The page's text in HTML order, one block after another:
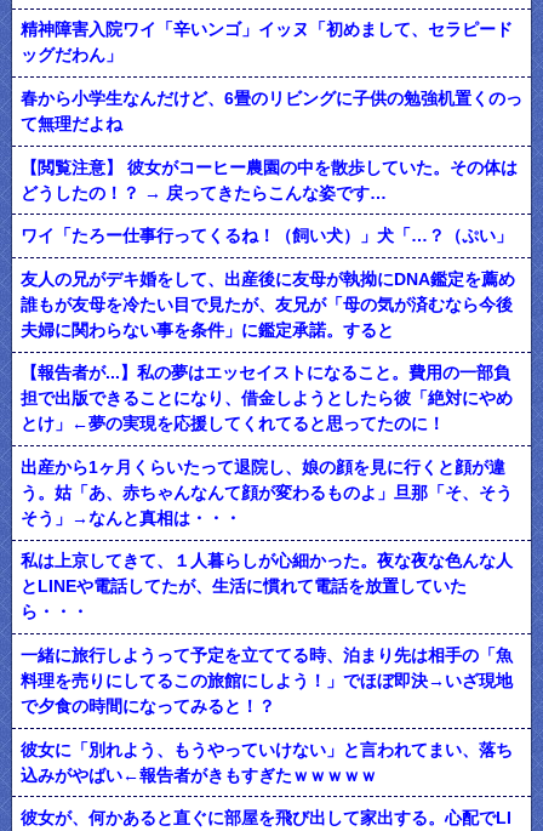
精神障害入院ワイ「辛いンゴ」イッヌ「初めまして、セラピード
ッグだわん」
春から小学生なんだけど、6畳のリビングに子供の勉強机置くのっ
て無理だよね
【閲覧注意】 彼女がコーヒー農園の中を散歩していた。その体は
どうしたの！？ → 戻ってきたらこんな姿です…
ワイ「たろー仕事行ってくるね！（飼い犬）」犬「…？（ぷい」
友人の兄がデキ婚をして、出産後に友母が執拗にDNA鑑定を薦め
誰もが友母を冷たい目で見たが、友兄が「母の気が済むなら今後
夫婦に関わらない事を条件」に鑑定承諾。すると
【報告者が...】私の夢はエッセイストになること。費用の一部負
担で出版できることになり、借金しようとしたら彼「絶対にやめ
とけ」←夢の実現を応援してくれてると思ってたのに！
出産から1ヶ月くらいたって退院し、娘の顔を見に行くと顔が違
う。姑「あ、赤ちゃんなんて顔が変わるものよ」旦那「そ、そう
そう」→なんと真相は・・・
私は上京してきて、１人暮らしが心細かった。夜な夜な色んな人
とLINEや電話してたが、生活に慣れて電話を放置していた
ら・・・
一緒に旅行しようって予定を立ててる時、泊まり先は相手の「魚
料理を売りにしてるこの旅館にしよう！」でほぼ即決→いざ現地
で夕食の時間になってみると！？
彼女に「別れよう、もうやっていけない」と言われてまい、落ち
込みがやばい←報告者がきもすぎたｗｗｗｗｗ
彼女が、何かあると直ぐに部屋を飛び出して家出する。心配でLI